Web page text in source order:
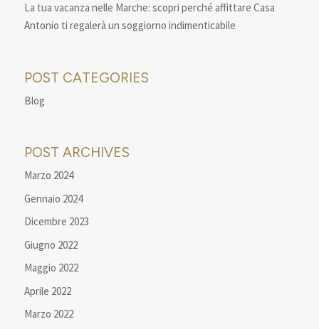
La tua vacanza nelle Marche: scopri perché affittare Casa
Antonio ti regalerà un soggiorno indimenticabile
POST CATEGORIES
Blog
POST ARCHIVES
Marzo 2024
Gennaio 2024
Dicembre 2023
Giugno 2022
Maggio 2022
Aprile 2022
Marzo 2022